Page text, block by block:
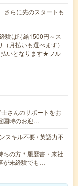
らに先のスタートも
験は時給1500円～ス
月払いも選べます）
いとなります★フル
さんのサポートをお
園時のお迎…
スキル不要 / 英語力不
の方＊履歴書・来社
が未経験でも…